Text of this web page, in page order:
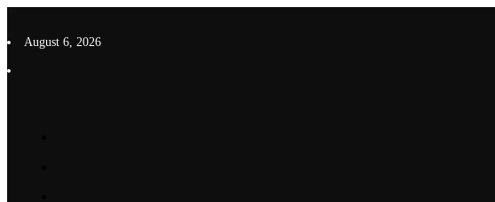
content
August 6, 2026